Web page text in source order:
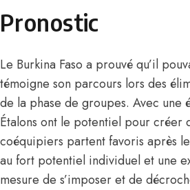
Pronostic
Le Burkina Faso a prouvé qu’il
témoigne son parcours lors des
de la phase de groupes. Avec
Étalons ont le potentiel pour créer
coéquipiers partent favoris après
au fort potentiel individuel et une
mesure de s’imposer et de